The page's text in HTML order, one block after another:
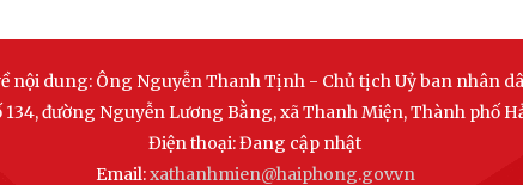
nội dung: Ông Nguyễn Thanh Tịnh - Chủ tịch Uỷ ban nhân
134, đường Nguyễn Lương Bằng, xã Thanh Miện, Thành phố
Điện thoại:Đang cập nhật
Email:xathanhmien@haiphong.gov.vn